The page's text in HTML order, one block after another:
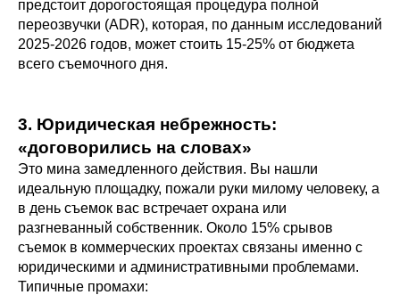
предстоит дорогостоящая процедура полной
переозвучки (ADR), которая, по данным исследований
2025-2026 годов, может стоить 15-25% от бюджета
всего съемочного дня.
3. Юридическая небрежность:
«договорились на словах»
Это мина замедленного действия. Вы нашли
идеальную площадку, пожали руки милому человеку, а
в день съемок вас встречает охрана или
разгневанный собственник. Около 15% срывов
съемок в коммерческих проектах связаны именно с
юридическими и административными проблемами.
Типичные промахи: